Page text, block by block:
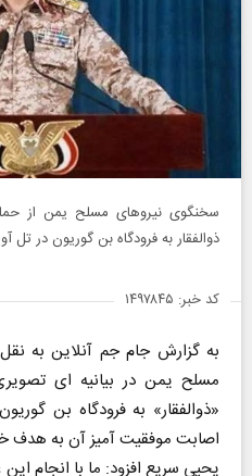
سخنگوی نیروهای مسلح یمن از
ذوالفقار به فرودگاه بن گوریون در تل
کد خبر: ۱۴۹۷۸۴۵
به گزارش جام جم آنلاین به
مسلح یمن در بیانیه ای
«ذوالفقار» به فرودگاه بن
اصابت موفقیت آمیز آن به هدف
یحیی سریع افزود: ما با انجام